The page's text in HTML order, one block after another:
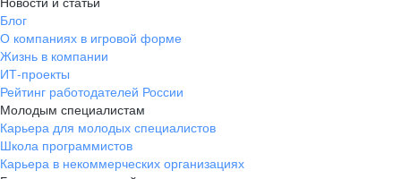
Блог
О компаниях в игровой форме
Жизнь в компании
ИТ-проекты
Рейтинг работодателей России
Молодым специалистам
Карьера для молодых специалистов
Школа программистов
Карьера в некоммерческих организациях